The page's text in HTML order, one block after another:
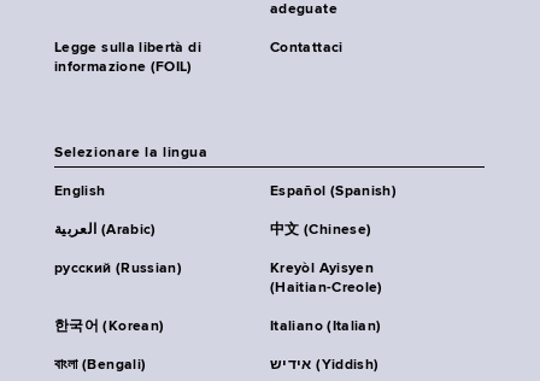
adeguate
Legge sulla libertà di
informazione (FOIL)
Contattaci
Selezionare la lingua
English Español (Spanish)
العربية (Arabic) 中文 (Chinese)
русский (Russian)
Kreyòl Ayisyen
(Haitian-Creole)
한국어 (Korean) Italiano (Italian)
বাংলা (Bengali) אידיש (Yiddish)